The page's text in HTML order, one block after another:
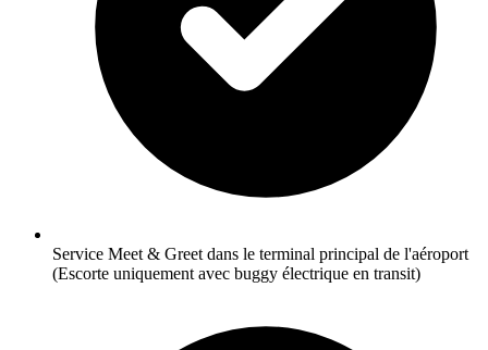
Service Meet & Greet dans le terminal principal de l'aéroport
(Escorte uniquement avec buggy électrique en transit)